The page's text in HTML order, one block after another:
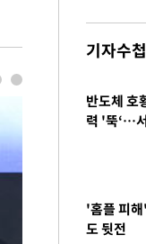
기자수첩
반도체 호
력 '뚝‘…
'홈플 피
도 뒷전